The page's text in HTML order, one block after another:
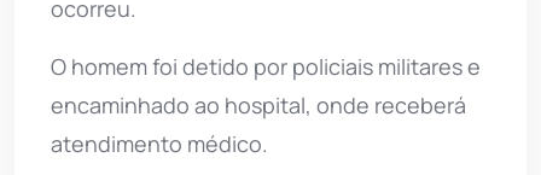
ocorreu.
O homem foi detido por policiais militares e
encaminhado ao hospital, onde receberá
atendimento médico.